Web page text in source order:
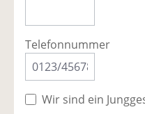
Simmern / WW
Ausreichend
So., 06.09.26,
Telefonnummer
Wir sind ein